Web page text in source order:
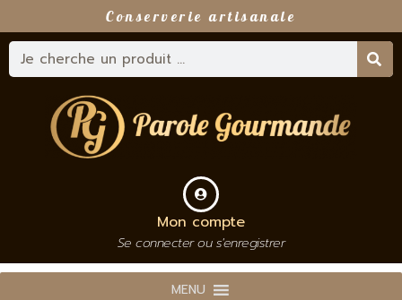
Conserverie artisanale
Mon compte
Se connecter ou s'enregistrer
MENU